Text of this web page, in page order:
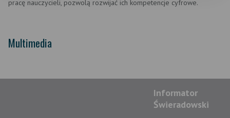
pracę nauczycieli, pozwolą rozwijać ich kompetencje cyfrowe.
Multimedia
Informator
Świeradowski